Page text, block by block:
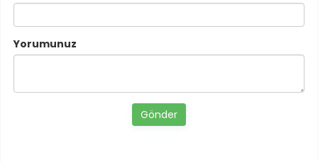
Yorumunuz
Gönder